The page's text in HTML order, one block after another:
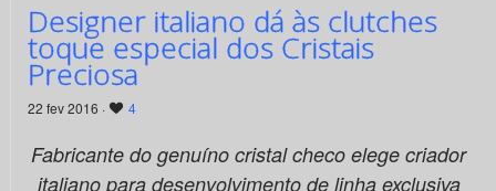
Designer italiano dá às clutches
toque especial dos Cristais
Preciosa
22 fev 2016 · 4
Fabricante do genuíno cristal checo elege criador
italiano para desenvolvimento de linha exclusiva